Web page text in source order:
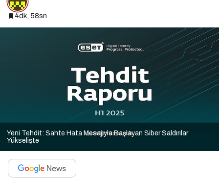
4dk, 58sn
Yeni Tehdit: Sahte Hata Mesajıyla Başlayan Siber Saldırılar
Yükselişte